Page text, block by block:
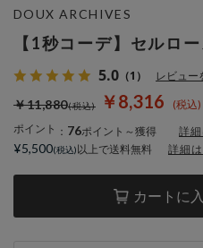
【1秒コーデ】セルロ
5.0 （1） レビュー
￥8,316
￥11,880
ポイント ： 76ポイント～獲得 詳
カートに
DOUX ARCHIVES
¥5,500 以上で送料無料 詳細